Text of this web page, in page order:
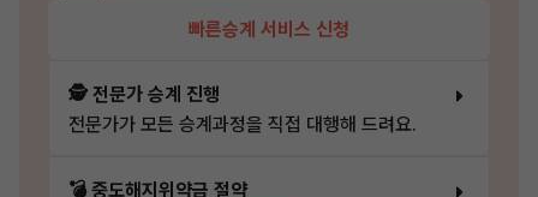
빠른승계 서비스 신청
🕵️ 전문가 승계 진행
전문가가 모든 승계과정을 직접 대행해 드려요.
💣 중도해지위약금 절약